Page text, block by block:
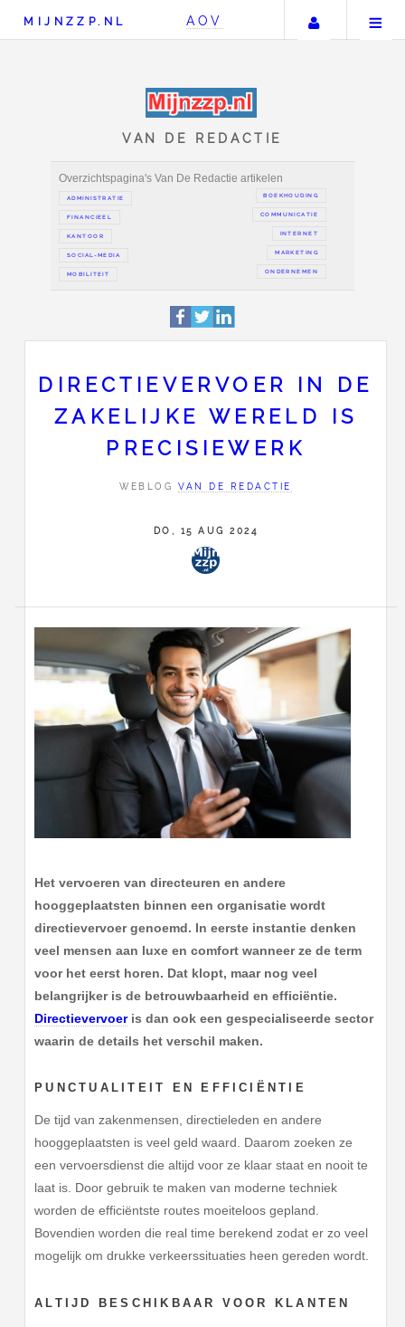
MIJNZZP.NL AOV Uw
VAN DE REDACTIE
Overzichtspagina's Van De Redactie artikelen
ADMINISTRATIE
MOBILITEIT
DIRECTIEVERVOER IN DE
ZAKELIJKE WERELD IS
PRECISIEWERK
WEBLOGVAN DE REDACTIE
DO, 15 AUG 2024
Het vervoeren van directeuren en andere
hooggeplaatsten binnen een organisatie wordt
directievervoer genoemd. In eerste instantie denken
veel mensen aan luxe en comfort wanneer ze de term
voor het eerst horen. Dat klopt, maar nog veel
belangrijker is de betrouwbaarheid en efficiëntie.
Directievervoeris dan ook een gespecialiseerde sector
waarin de details het verschil maken.
PUNCTUALITEIT EN EFFICIËNTIE
De tijd van zakenmensen, directieleden en andere
hooggeplaatsten is veel geld waard. Daarom zoeken ze
een vervoersdienst die altijd voor ze klaar staat en nooit te
laat is. Door gebruik te maken van moderne techniek
worden de efficiëntste routes moeiteloos gepland.
Bovendien worden die real time berekend zodat er zo veel
mogelijk om drukke verkeerssituaties heen gereden wordt.
ALTIJD BESCHIKBAAR VOOR KLANTEN